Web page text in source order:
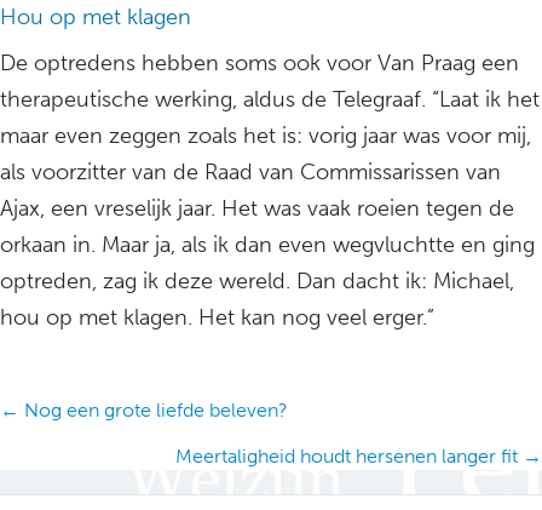
Hou op met klagen
De optredens hebben soms ook voor Van Praag een
therapeutische werking, aldus de Telegraaf. “Laat ik het
maar even zeggen zoals het is: vorig jaar was voor mij,
als voorzitter van de Raad van Commissarissen van
Ajax, een vreselijk jaar. Het was vaak roeien tegen de
orkaan in. Maar ja, als ik dan even wegvluchtte en ging
optreden, zag ik deze wereld. Dan dacht ik: Michael,
hou op met klagen. Het kan nog veel erger.”
Posts
← Nog een grote liefde beleven?
Meertaligheid houdt hersenen langer fit →